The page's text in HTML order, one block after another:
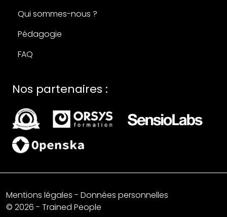
Qui sommes-nous ?
Pédagogie
FAQ
Nos partenaires :
Mentions légales - Données personnelles
© 2026 - Trained People